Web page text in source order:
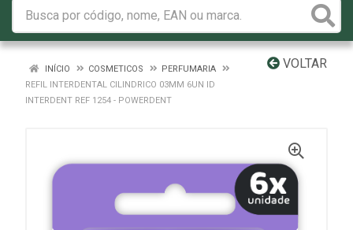
VOLTAR
INÍCIO COSMETICOS
PERFUMARIA
REFIL INTERDENTAL CILINDRICO 03MM 6UN ID
INTERDENT REF 1254 - POWERDENT